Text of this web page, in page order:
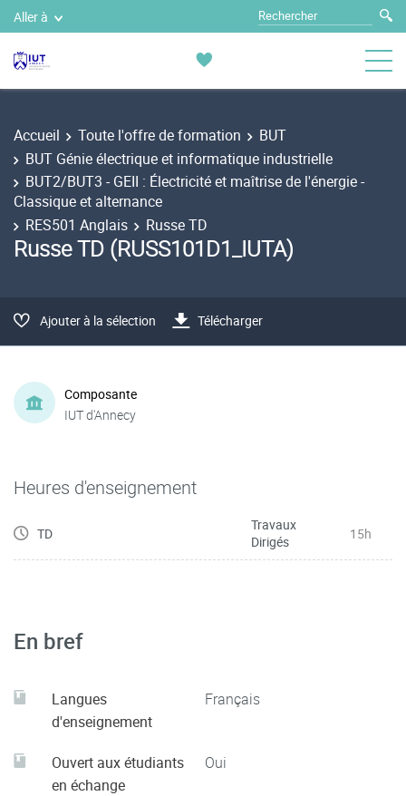
Aller à
Accueil Toute l'offre de formation
BUT
BUT Génie électrique et informatique industrielle
BUT2/BUT3 - GEII : Électricité et maîtrise de l'énergie -
Classique et alternance
RES501 Anglais
Russe TD
Russe TD (RUSS101D1_IUTA)
Ajouter à la sélection Télécharger
Composante
IUT d'Annecy
Heures d'enseignement
TD
Travaux
Dirigés
15h
En bref
Langues
d'enseignement
Français
Ouvert aux étudiants
en échange
Oui